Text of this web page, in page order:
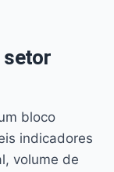
setor
bloco
indicadores
volume de